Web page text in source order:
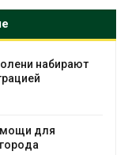
набирают
для